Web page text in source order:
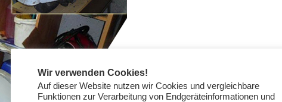
Wir verwenden Cookies!
Auf dieser Website nutzen wir Cookies und vergleichbare
Funktionen zur Verarbeitung von Endgeräteinformationen und